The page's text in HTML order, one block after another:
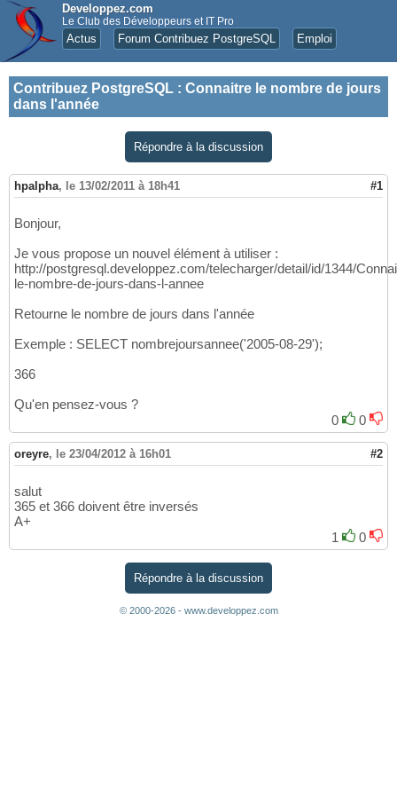
Developpez.com
Le Club des Développeurs et IT Pro
Actus Forum Contribuez PostgreSQL Emploi
Contribuez PostgreSQL : Connaitre le nombre de jours
dans l'année
Répondre à la discussion
hpalpha, le 13/02/2011 à 18h41 #1
Bonjour,
Je vous propose un nouvel élément à utiliser :
http://postgresql.developpez.com/telecharger/detail/id/1344/
le-nombre-de-jours-dans-l-annee
Retourne le nombre de jours dans l'année
Exemple : SELECT nombrejoursannee('2005-08-29');
366
Qu'en pensez-vous ?
0
0
oreyre, le 23/04/2012 à 16h01 #2
salut
365 et 366 doivent être inversés
A+
1
0
Répondre à la discussion
© 2000-2026 - www.developpez.com